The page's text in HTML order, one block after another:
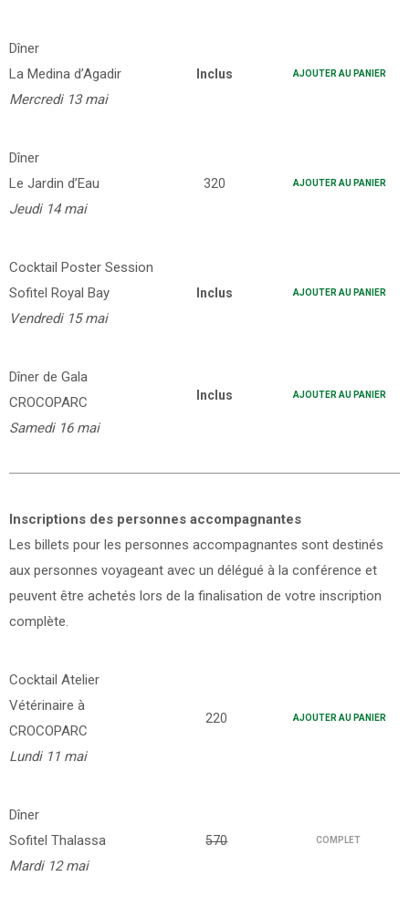
Dîner
La Medina d’Agadir
Mercredi 13 mai
Inclus AJOUTER AU PANIER
Dîner
Le Jardin d’Eau
Jeudi 14 mai
320 AJOUTER AU PANIER
Cocktail Poster Session
Sofitel Royal Bay
Vendredi 15 mai
Inclus AJOUTER AU PANIER
Dîner de Gala
CROCOPARC
Samedi 16 mai
Inclus AJOUTER AU PANIER
Inscriptions des personnes accompagnantes
Les billets pour les personnes accompagnantes sont destinés
aux personnes voyageant avec un délégué à la conférence et
peuvent être achetés lors de la finalisation de votre inscription
complète.
Cocktail Atelier
Vétérinaire à
CROCOPARC
Lundi 11 mai
220 AJOUTER AU PANIER
Dîner
Sofitel Thalassa
Mardi 12 mai
570 COMPLET